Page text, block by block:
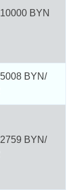
10000 BYN
5008 BYN/
2759 BYN/